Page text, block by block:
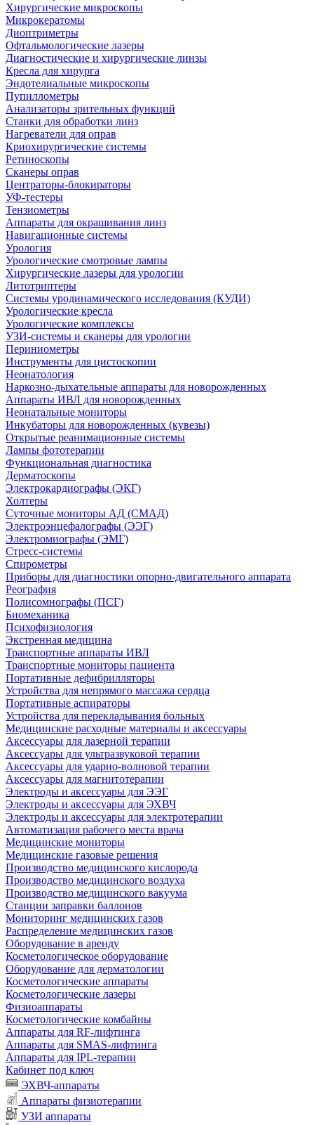
Хирургические микроскопы
Микрокератомы
Диоптриметры
Офтальмологические лазеры
Диагностические и хирургические линзы
Кресла для хирурга
Эндотелиальные микроскопы
Пупиллометры
Анализаторы зрительных функций
Станки для обработки линз
Нагреватели для оправ
Криохирургические системы
Ретиноскопы
Сканеры оправ
Центраторы-блокираторы
УФ-тестеры
Тензиометры
Аппараты для окрашивания линз
Навигационные системы
Урология
Урологические смотровые лампы
Хирургические лазеры для урологии
Литотриптеры
Системы уродинамического исследования (КУДИ)
Урологические кресла
Урологические комплексы
УЗИ-системы и сканеры для урологии
Периниометры
Инструменты для цистоскопии
Неонатология
Наркозно-дыхательные аппараты для новорожденных
Аппараты ИВЛ для новорожденных
Неонатальные мониторы
Инкубаторы для новорожденных (кувезы)
Открытые реанимационные системы
Лампы фототерапии
Функциональная диагностика
Дерматоскопы
Электрокардиографы (ЭКГ)
Холтеры
Суточные мониторы АД (СМАД)
Электроэнцефалографы (ЭЭГ)
Электромиографы (ЭМГ)
Стресс-системы
Спирометры
Приборы для диагностики опорно-двигательного аппарата
Реография
Полисомнографы (ПСГ)
Биомеханика
Психофизиология
Экстренная медицина
Транспортные аппараты ИВЛ
Транспортные мониторы пациента
Портативные дефибрилляторы
Устройства для непрямого массажа сердца
Портативные аспираторы
Устройства для перекладывания больных
Медицинские расходные материалы и аксессуары
Аксессуары для лазерной терапии
Аксессуары для ультразвуковой терапии
Аксессуары для ударно-волновой терапии
Аксессуары для магнитотерапии
Электроды и аксессуары для ЭЭГ
Электроды и аксессуары для ЭХВЧ
Электроды и аксессуары для электротерапии
Автоматизация рабочего места врача
Медицинские мониторы
Медицинские газовые решения
Производство медицинского кислорода
Производство медицинского воздуха
Производство медицинского вакуума
Станции заправки баллонов
Мониторинг медицинских газов
Распределение медицинских газов
Оборудование в аренду
Косметологическое оборудование
Оборудование для дерматологии
Косметологические аппараты
Косметологические лазеры
Физиоаппараты
Косметологические комбайны
Аппараты для RF-лифтинга
Аппараты для SMAS-лифтинга
Аппараты для IPL-терапии
Кабинет под ключ
ЭХВЧ-аппараты
Аппараты физиотерапии
УЗИ аппараты